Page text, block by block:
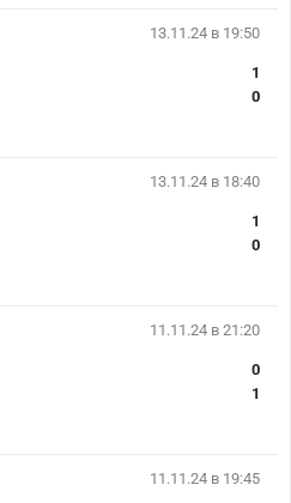
13.11.24 в 19:50
1
0
13.11.24 в 18:40
1
0
11.11.24 в 21:20
0
1
11.11.24 в 19:45